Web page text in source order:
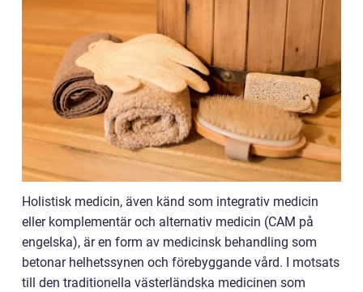
Holistisk medicin, även känd som integrativ medicin
eller komplementär och alternativ medicin (CAM på
engelska), är en form av medicinsk behandling som
betonar helhetssynen och förebyggande vård. I motsats
till den traditionella västerländska medicinen som